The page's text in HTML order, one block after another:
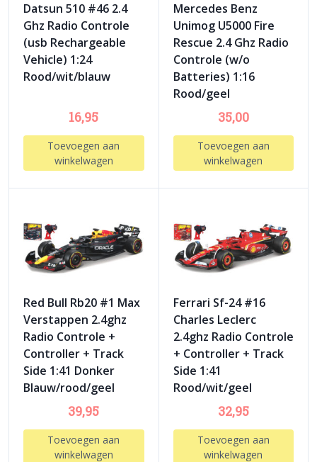
Datsun 510 #46 2.4
Ghz Radio Controle
(usb Rechargeable
Vehicle) 1:24
Rood/wit/blauw
16,95
Toevoegen aan
winkelwagen
Mercedes Benz
Unimog U5000 Fire
Rescue 2.4 Ghz Radio
Controle (w/o
Batteries) 1:16
Rood/geel
35,00
Toevoegen aan
winkelwagen
Red Bull Rb20 #1 Max
Verstappen 2.4ghz
Radio Controle +
Controller + Track
Side 1:41 Donker
Blauw/rood/geel
39,95
Toevoegen aan
winkelwagen
Ferrari Sf-24 #16
Charles Leclerc
2.4ghz Radio Controle
+ Controller + Track
Side 1:41
Rood/wit/geel
32,95
Toevoegen aan
winkelwagen